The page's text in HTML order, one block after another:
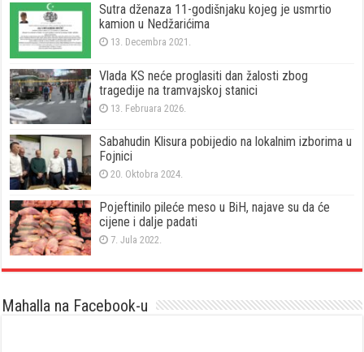
Sutra dženaza 11-godišnjaku kojeg je usmrtio
kamion u Nedžarićima
13. Decembra 2021.
Vlada KS neće proglasiti dan žalosti zbog
tragedije na tramvajskoj stanici
13. Februara 2026.
Sabahudin Klisura pobijedio na lokalnim izborima u
Fojnici
20. Oktobra 2024.
Pojeftinilo pileće meso u BiH, najave su da će
cijene i dalje padati
7. Jula 2022.
Mahalla na Facebook-u